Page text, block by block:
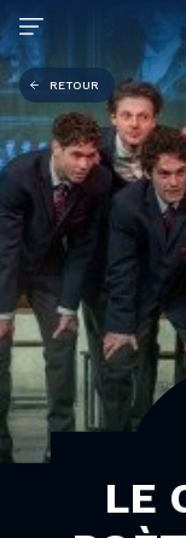
RETOUR
LE